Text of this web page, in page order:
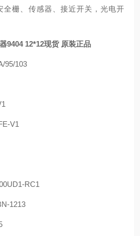
全栅、传感器、接近开关，光电开
9404 12*12现货 原装正品
95/103
V1
RC1
1213